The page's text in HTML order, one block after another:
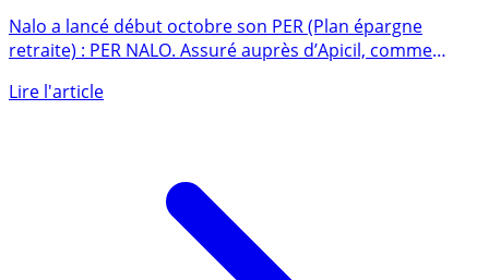
d’ETF, des frais réduits, un PER pour les épargnants les
plus exigeants... Et les autres
retraite) : PER NALO. Assuré auprès d’Apicil, comme